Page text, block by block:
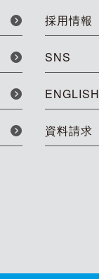
採用情報
SNS
ENGLISH
資料請求